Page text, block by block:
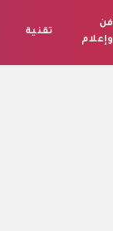
فن
وإعلام
تقنية